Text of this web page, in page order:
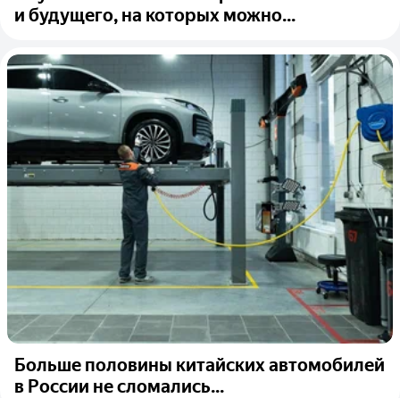
и будущего, на которых можно...
Больше половины китайских автомобилей
в России не сломались...